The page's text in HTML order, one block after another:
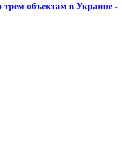
объектам в Украине -